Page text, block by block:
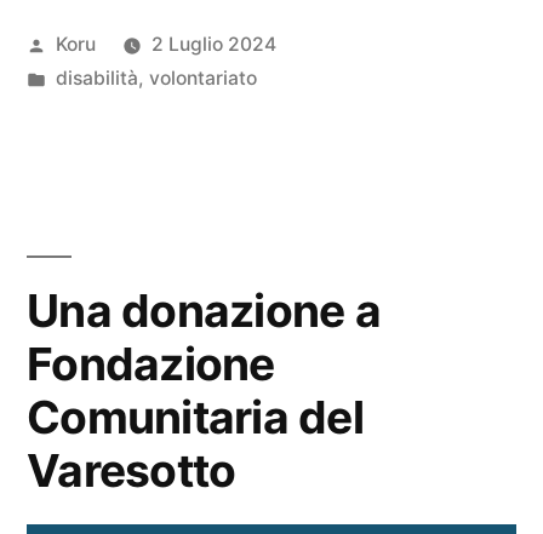
volontariato
Pubblicato
da
Koru
2 Luglio 2024
Pubblicato
disabilità, volontariato
Una donazione a
Fondazione
Comunitaria del
Varesotto